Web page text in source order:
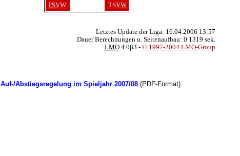
TSVW
TSVW
Letztes Update der Liga: 16.04.2006 13:57
Dauer Berechnungen u. Seitenaufbau: 0.1319 sek.
LMO4.0β3 - © 1997-2004 LMO-Group
Auf-/Abstiegsregelung im Spieljahr 2007/08 (PDF-Format)